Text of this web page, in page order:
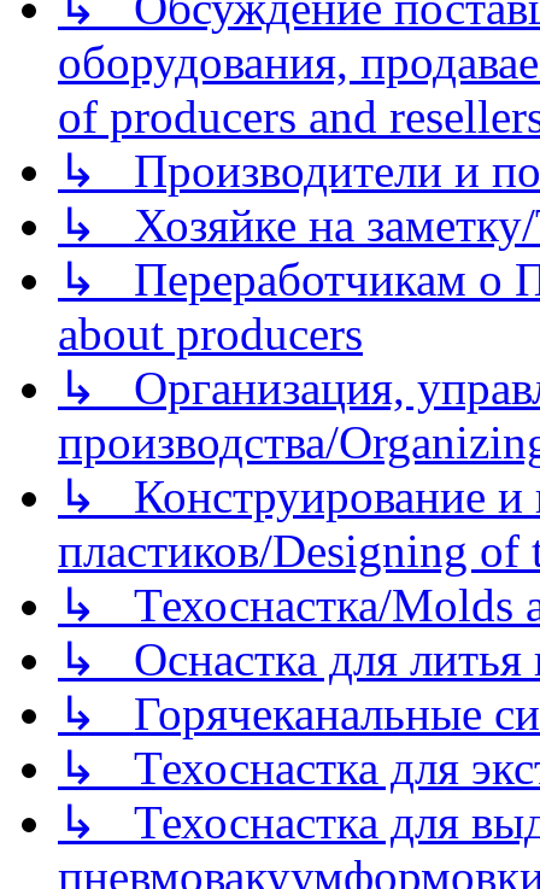
оборудования,
of producers and
↳ Производители и
↳ Хозяйке на
↳ Переработчикам о
about producers
↳ Организация,
производства/
↳ Конструирование и
пластиков/Designing of
↳ Техоснастка/Molds
↳ Оснастка для литья
↳ Горячеканальные
↳ Техоснастка для
↳ Техоснастка для